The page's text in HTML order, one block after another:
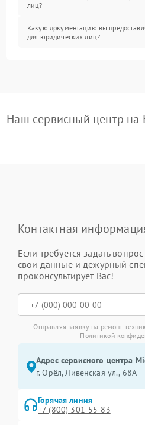
лиц?
Какую документацию вы
для юридических лиц?
Наш сервисный центр на
Контактная
Если требуется задать
свои данные и дежурный
проконсультирует Вас!
Отправляя заявку на ремонт
Политикой
Адрес сервисного центра
г. Орёл, Ливенская ул., 68А
Горячая линия
+7 (800) 301-55-83